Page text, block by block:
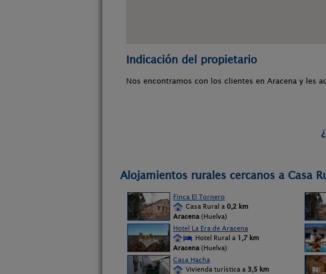
Indicación del propietario
Nos encontramos con los clientes en Aracena y les
Alojamientos rurales cercanos a Casa
Finca El Tornero
Casa Rural a 0,2 km
Aracena (Huelva)
Hotel La Era de Aracena
Hotel Rural a 1,7 km
Aracena (Huelva)
Casa Hacha
Vivienda turística a 3,5 km